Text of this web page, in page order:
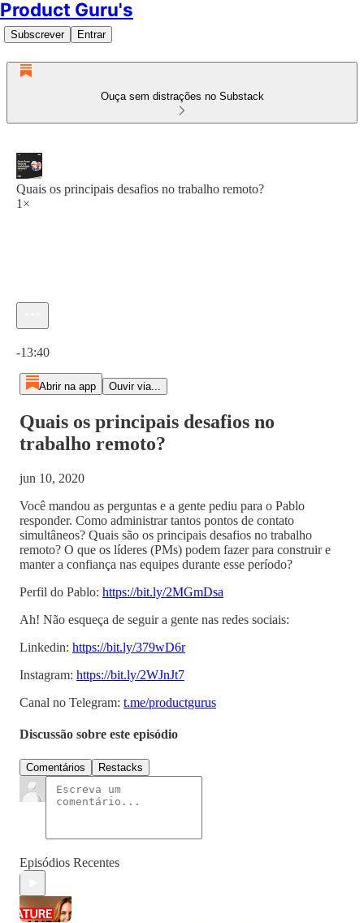
Product Guru's
Subscrever Entrar
Ouça sem distrações no Substack
Quais os principais desafios no trabalho remoto?
1×
-13:40
Abrir na app Ouvir via...
Quais os principais desafios no
trabalho remoto?
jun 10, 2020
Você mandou as perguntas e a gente pediu para o Pablo
responder. Como administrar tantos pontos de contato
simultâneos? Quais são os principais desafios no trabalho
remoto? O que os líderes (PMs) podem fazer para construir e
manter a confiança nas equipes durante esse período?
Perfil do Pablo: https://bit.ly/2MGmDsa
Ah! Não esqueça de seguir a gente nas redes sociais:
Linkedin: https://bit.ly/379wD6r
Instagram: https://bit.ly/2WJnJt7
Canal no Telegram: t.me/productgurus
Discussão sobre este episódio
Comentários Restacks
Episódios Recentes